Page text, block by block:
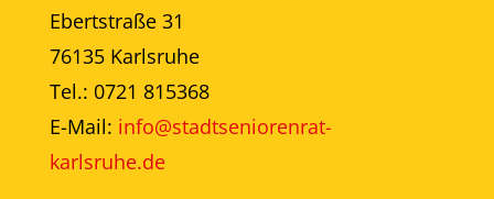
Ebertstraße 31
76135 Karlsruhe
Tel.: 0721 815368
E-Mail: info@stadtseniorenrat-
karlsruhe.de